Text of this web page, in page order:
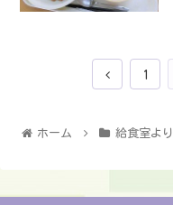
1
ホーム 給食室より